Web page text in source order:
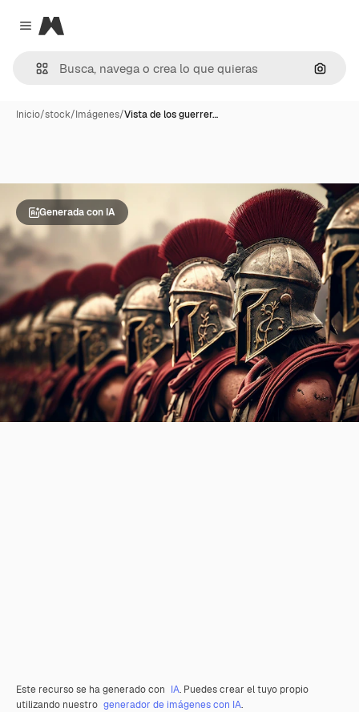
Close menu
Magnific
Inicio/stock/Imágenes/Vista de los guerrer…
Generada con IA
Este recurso se ha generado con IA. Puedes crear el tuyo propio
utilizando nuestro generador de imágenes con IA.